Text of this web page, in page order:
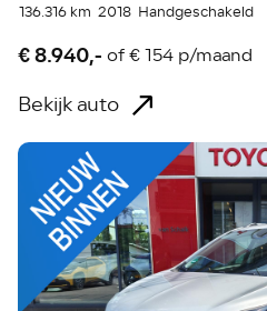
136.316 km 2018 Handgeschakeld
€ 8.940,- of€ 154 p/maand
Bekijk auto